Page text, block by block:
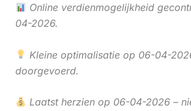
Online verdienmogelijkheid
04-2026.
Kleine optimalisatie op 06-04-
doorgevoerd.
Laatst herzien op 06-04-2026 –